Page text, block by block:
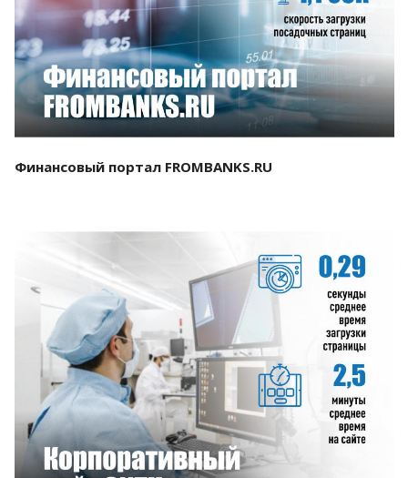
Смотреть проект
Финансовый портал FROMBANKS.RU
Смотреть проект